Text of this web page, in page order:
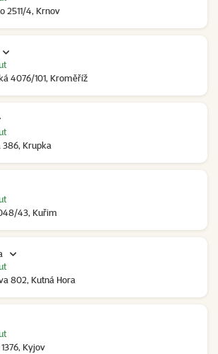
2511/4, Krnov
4076/101, Kroměříž
386, Krupka
43, Kuřim
802, Kutná Hora
Kyjov